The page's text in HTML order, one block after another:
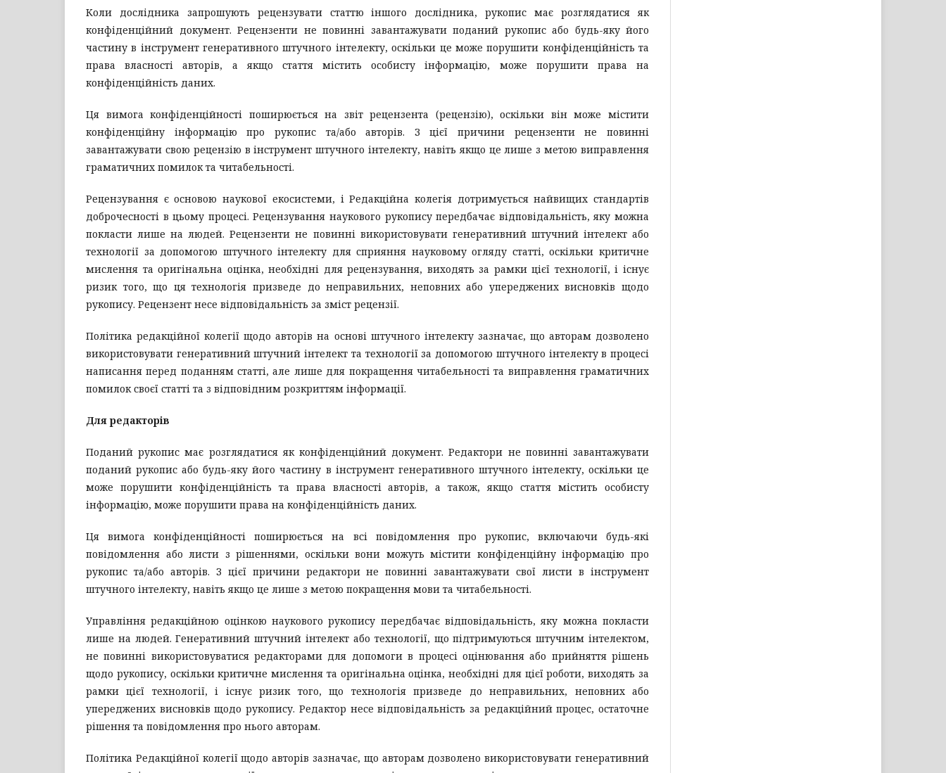
Коли дослідника запрошують рецензувати статтю іншого дослідника, рукопис має розглядатися як
конфіденційний документ. Рецензенти не повинні завантажувати поданий рукопис або будь-яку його
частину в інструмент генеративного штучного інтелекту, оскільки це може порушити конфіденційність та
права власності авторів, а якщо стаття містить особисту інформацію, може порушити права на
конфіденційність даних.
Ця вимога конфіденційності поширюється на звіт рецензента (рецензію), оскільки він може містити
конфіденційну інформацію про рукопис та/або авторів. З цієї причини рецензенти не повинні
завантажувати свою рецензію в інструмент штучного інтелекту, навіть якщо це лише з метою виправлення
граматичних помилок та читабельності.
Рецензування є основою наукової екосистеми, і Редакційна колегія дотримується найвищих стандартів
доброчесності в цьому процесі. Рецензування наукового рукопису передбачає відповідальність, яку можна
покласти лише на людей. Рецензенти не повинні використовувати генеративний штучний інтелект або
технології за допомогою штучного інтелекту для сприяння науковому огляду статті, оскільки критичне
мислення та оригінальна оцінка, необхідні для рецензування, виходять за рамки цієї технології, і існує
ризик того, що ця технологія призведе до неправильних, неповних або упереджених висновків щодо
рукопису. Рецензент несе відповідальність за зміст рецензії.
Політика редакційної колегії щодо авторів на основі штучного інтелекту зазначає, що авторам дозволено
використовувати генеративний штучний інтелект та технології за допомогою штучного інтелекту в процесі
написання перед поданням статті, але лише для покращення читабельності та виправлення граматичних
помилок своєї статті та з відповідним розкриттям інформації.
Для редакторів
Поданий рукопис має розглядатися як конфіденційний документ. Редактори не повинні завантажувати
поданий рукопис або будь-яку його частину в інструмент генеративного штучного інтелекту, оскільки це
може порушити конфіденційність та права власності авторів, а також, якщо стаття містить особисту
інформацію, може порушити права на конфіденційність даних.
Ця вимога конфіденційності поширюється на всі повідомлення про рукопис, включаючи будь-які
повідомлення або листи з рішеннями, оскільки вони можуть містити конфіденційну інформацію про
рукопис та/або авторів. З цієї причини редактори не повинні завантажувати свої листи в інструмент
штучного інтелекту, навіть якщо це лише з метою покращення мови та читабельності.
Управління редакційною оцінкою наукового рукопису передбачає відповідальність, яку можна покласти
лише на людей. Генеративний штучний інтелект або технології, що підтримуються штучним інтелектом,
не повинні використовуватися редакторами для допомоги в процесі оцінювання або прийняття рішень
щодо рукопису, оскільки критичне мислення та оригінальна оцінка, необхідні для цієї роботи, виходять за
рамки цієї технології, і існує ризик того, що технологія призведе до неправильних, неповних або
упереджених висновків щодо рукопису. Редактор несе відповідальність за редакційний процес, остаточне
рішення та повідомлення про нього авторам.
Політика Редакційної колегії щодо авторів зазначає, що авторам дозволено використовувати генеративний